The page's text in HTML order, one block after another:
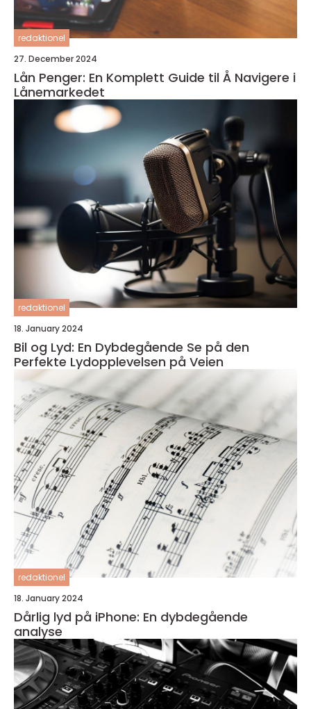
redaktionel
27. December 2024
Lån Penger: En Komplett Guide til Å Navigere i
Lånemarkedet
redaktionel
18. January 2024
Bil og Lyd: En Dybdegående Se på den
Perfekte Lydopplevelsen på Veien
redaktionel
18. January 2024
Dårlig lyd på iPhone: En dybdegående
analyse